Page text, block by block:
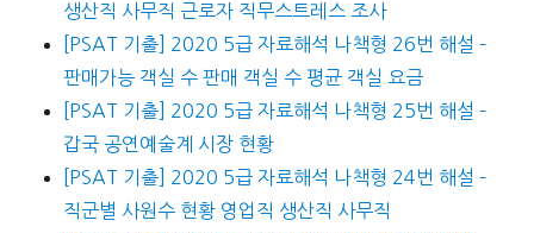
생산직 사무직 근로자 직무스트레스 조사
[PSAT 기출] 2020 5급 자료해석 나책형 26번 해설 –
판매가능 객실 수 판매 객실 수 평균 객실 요금
[PSAT 기출] 2020 5급 자료해석 나책형 25번 해설 –
갑국 공연예술계 시장 현황
[PSAT 기출] 2020 5급 자료해석 나책형 24번 해설 –
직군별 사원수 현황 영업직 생산직 사무직